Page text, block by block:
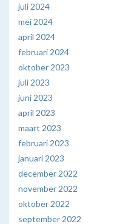
juli 2024
mei 2024
april 2024
februari 2024
oktober 2023
juli 2023
juni 2023
april 2023
maart 2023
februari 2023
januari 2023
december 2022
november 2022
oktober 2022
september 2022